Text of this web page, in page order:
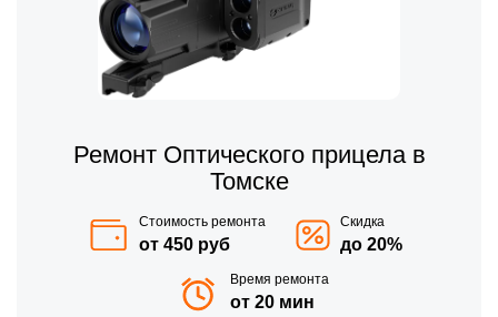
Ремонт Оптического прицела в
Томске
Стоимость ремонта
от 450 руб
Скидка
до 20%
Время ремонта
от 20 мин